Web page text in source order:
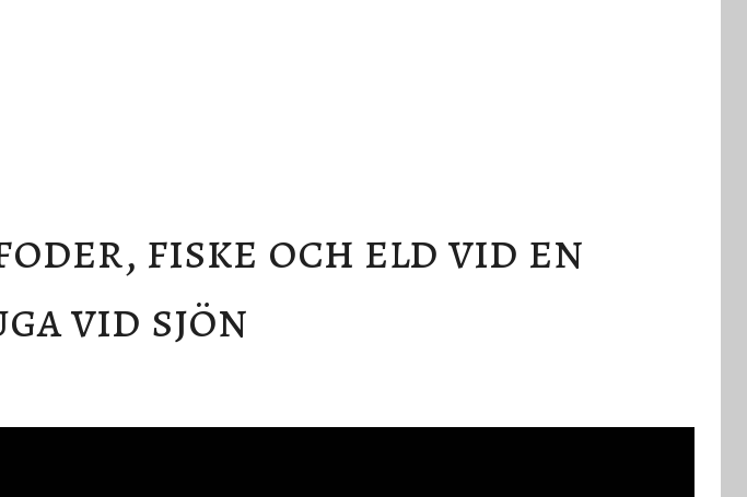
fiske och eld vid en
vid sjön